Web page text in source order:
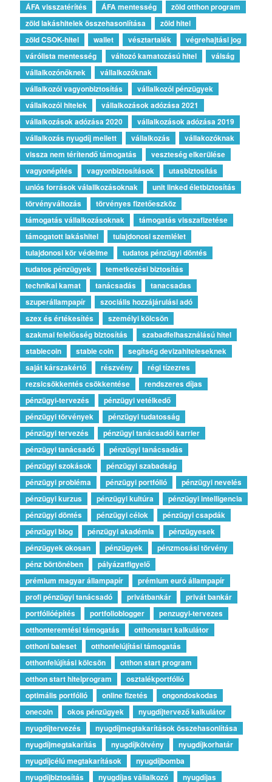
ÁFA visszatérítés
ÁFA mentesség
zöld otthon program
zöld lakáshitelek összehasonlítása
zöld hitel
zöld CSOK-hitel
wallet vésztartalék
végrehajtási jog
várólista mentesség
változó kamatozású hitel
válság
vállalkozónőknek
vállalkozóknak
vállalkozói vagyonbiztosítás
vállalkozói pénzügyek
vállalkozói hitelek
vállalkozások adózása 2021
vállalkozások adózása 2020
vállalkozások adózása 2019
vállalkozás nyugdíj mellett
vállalkozás
vállakozóknak
vissza nem térítendő támogatás
veszteség elkerülése
vagyonépítés
vagyonbiztosítások
utasbiztosítás
uniós források válallkozásoknak
unit linked életbiztosítás
törvényváltozás
törvényes fizetőeszköz
támogatás vállalkozásoknak
támogatás visszafizetése
támogatott lakáshitel
tulajdonosi szemlélet
tulajdonosi kör védelme
tudatos pénzügyi döntés
tudatos pénzügyek
temetkezési biztosítás
technikai kamat
tanácsadás
tanacsadas
szuperállampapír
szociális hozzájárulási adó
szex és értékesítés
személyi kölcsön
szakmai felelősség biztosítás
szabadfelhasználású hitel
stablecoin
stable coin
segítség devizahiteleseknek
saját kárszakértő
részvény
régi tízezres
rezsicsökkentés csökkentése
rendszeres díjas
pénzügyi-tervezés
pénzügyi vetélkedő
pénzügyi törvények
pénzügyi tudatosság
pénzügyi tervezés
pénzügyi tanácsadói karrier
pénzügyi tanácsadó
pénzügyi tanácsadás
pénzügyi szokások
pénzügyi szabadság
pénzügyi probléma
pénzügyi portfólió
pénzügyi nevelés
pénzügyi kurzus
pénzügyi kultúra
pénzügyi intelligencia
pénzügyi döntés
pénzügyi célok
pénzügyi csapdák
pénzügyi blog
pénzügyi akadémia
pénzügyesek
pénzügyek okosan
pénzügyek
pénzmosási törvény
pénz börtönében
pályázatfigyelő
prémium magyar állampapír
prémium euró állampapír
profi pénzügyi tanácsadó
privátbankár
privát bankár
portfólióépítés
portfolioblogger
penzugyi-tervezes
otthonteremtési támogatás
otthonstart kalkulátor
otthoni baleset
otthonfelújítási támogatás
otthonfelújítási kölcsön
otthon start program
otthon start hitelprogram
osztalékportfólió
optimális portfólió
online fizetés
ongondoskodas
onecoin
okos pénzügyek
nyugdíjtervező kalkulátor
nyugdíjtervezés
nyugdíjmegtakarítások összehasonlítása
nyugdíjmegtakarítás
nyugdíjkötvény
nyugdíjkorhatár
nyugdíjcélú megtakarítások
nyugdíjbomba
nyugdíjbiztosítás
nyugdíjas vállalkozó nyugdíjas